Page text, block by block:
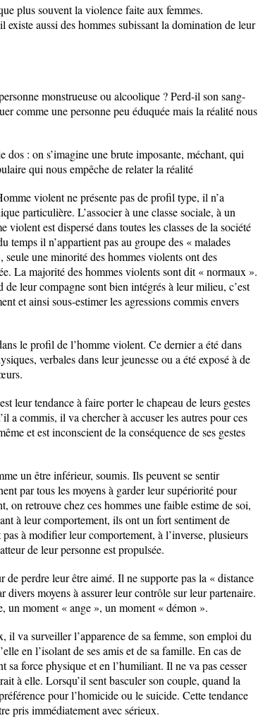
plus souvent la violence faite aux femmes.
aussi des hommes subissant la domination de leur
monstrueuse ou alcoolique ? Perd-il son sang-
comme une personne peu éduquée mais la réalité nous
: on s’imagine une brute imposante, méchant, qui
qui nous empêche de relater la réalité
violent ne présente pas de profil type, il n’a
particulière. L’associer à une classe sociale, à un
violent est dispersé dans toutes les classes de la société
temps il n’appartient pas au groupe des « malades
une minorité des hommes violents ont des
La majorité des hommes violents sont dit « normaux ».
leur compagne sont bien intégrés à leur milieu, c’est
et ainsi sous-estimer les agressions commis envers
le profil de l’homme violent. Ce dernier a été dans
verbales dans leur jeunesse ou a été exposé à de
leur tendance à faire porter le chapeau de leurs gestes
a commis, il va chercher à accuser les autres pour ces
et est inconscient de la conséquence de ses gestes
un être inférieur, soumis. Ils peuvent se sentir
par tous les moyens à garder leur supériorité pour
on retrouve chez ces hommes une faible estime de soi,
à leur comportement, ils ont un fort sentiment de
à modifier leur comportement, à l’inverse, plusieurs
de leur personne est propulsée.
de perdre leur être aimé. Il ne supporte pas la « distance
moyens à assurer leur contrôle sur leur partenaire.
un moment « ange », un moment « démon ».
il va surveiller l’apparence de sa femme, son emploi du
en l’isolant de ses amis et de sa famille. En cas de
force physique et en l’humiliant. Il ne va pas cesser
à elle. Lorsqu’il sent basculer son couple, quand la
pour l’homicide ou le suicide. Cette tendance
pris immédiatement avec sérieux.